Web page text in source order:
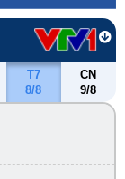
T7
8/8
CN
9/8